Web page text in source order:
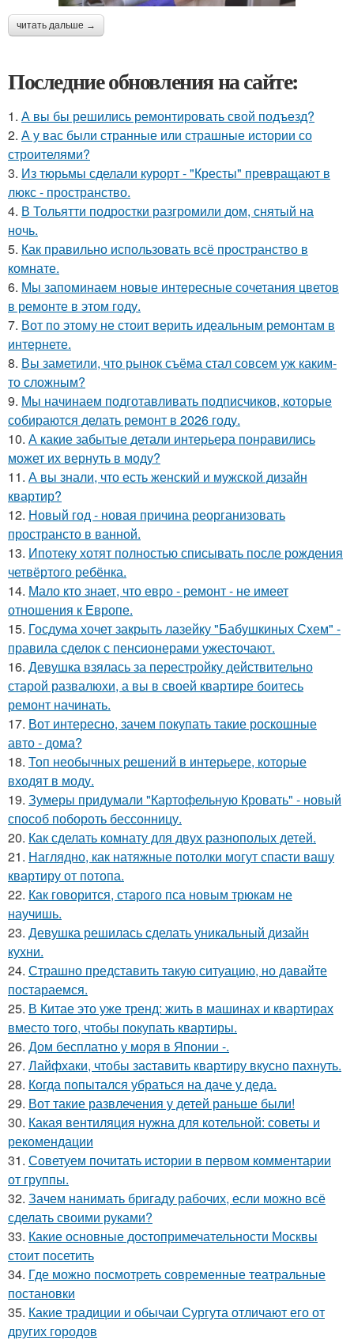
читать дальше →
Последние обновления на сайте:
1. А вы бы решились ремонтировать свой подъезд?
2. А у вас были странные или страшные истории со
строителями?
3. Из тюрьмы сделали курорт - "Кресты" превращают в
люкс - пространство.
4. В Тольятти подростки разгромили дом, снятый на
ночь.
5. Как правильно использовать всё пространство в
комнате.
6. Мы запоминаем новые интересные сочетания цветов
в ремонте в этом году.
7. Вот по этому не стоит верить идеальным ремонтам в
интернете.
8. Вы заметили, что рынок съёма стал совсем уж каким-
то сложным?
9. Мы начинаем подготавливать подписчиков, которые
собираются делать ремонт в 2026 году.
10. А какие забытые детали интерьера понравились
может их вернуть в моду?
11. А вы знали, что есть женский и мужской дизайн
квартир?
12. Новый год - новая причина реорганизовать
пространсто в ванной.
13. Ипотеку хотят полностью списывать после рождения
четвёртого ребёнка.
14. Мало кто знает, что евро - ремонт - не имеет
отношения к Европе.
15. Госдума хочет закрыть лазейку "Бабушкиных Схем" -
правила сделок с пенсионерами ужесточают.
16. Девушка взялась за перестройку действительно
старой развалюхи, а вы в своей квартире боитесь
ремонт начинать.
17. Вот интересно, зачем покупать такие роскошные
авто - дома?
18. Топ необычных решений в интерьере, которые
входят в моду.
19. Зумеры придумали "Картофельную Кровать" - новый
способ побороть бессонницу.
20. Как сделать комнату для двух разнополых детей.
21. Наглядно, как натяжные потолки могут спасти вашу
квартиру от потопа.
22. Как говорится, старого пса новым трюкам не
научишь.
23. Девушка решилась сделать уникальный дизайн
кухни.
24. Страшно представить такую ситуацию, но давайте
постараемся.
25. В Китае это уже тренд: жить в машинах и квартирах
вместо того, чтобы покупать квартиры.
26. Дом бесплатно у моря в Японии -.
27. Лайфхаки, чтобы заставить квартиру вкусно пахнуть.
28. Когда попытался убраться на даче у деда.
29. Вот такие развлечения у детей раньше были!
30. Какая вентиляция нужна для котельной: советы и
рекомендации
31. Советуем почитать истории в первом комментарии
от группы.
32. Зачем нанимать бригаду рабочих, если можно всё
сделать своими руками?
33. Какие основные достопримечательности Москвы
стоит посетить
34. Где можно посмотреть современные театральные
постановки
35. Какие традиции и обычаи Сургута отличают его от
других городов